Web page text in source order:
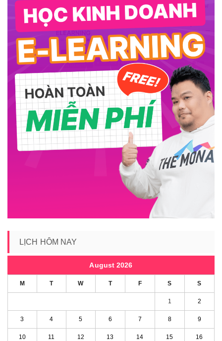
LỊCH HÔM NAY
August 2026
M T W T F S S
1 2
3 4 5 6 7 8 9
10 11 12 13 14 15 16